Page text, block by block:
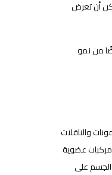
أن تعرض
من نمو
والناقلات
مركبات عضوية
الجسم على